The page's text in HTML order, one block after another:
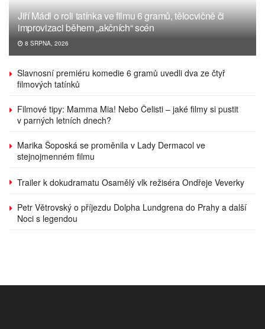
Jiří Mádl o roli tatínka ve filmu 6 gramů, tělocvičně či
improvizaci během „akčních“ scén
8 SRPNA, 2026
Slavnosní premiéru komedie 6 gramů uvedli dva ze čtyř
filmových tatínků
Filmové tipy: Mamma Mia! Nebo Čelisti – jaké filmy si pustit
v parných letních dnech?
Marika Šoposká se proměnila v Lady Dermacol ve
stejnojmenném filmu
Trailer k dokudramatu Osamělý vlk režiséra Ondřeje Veverky
Petr Větrovský o příjezdu Dolpha Lundgrena do Prahy a další
Noci s legendou